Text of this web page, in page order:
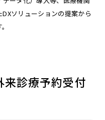
ソリューションの提案から
来診療予約受付